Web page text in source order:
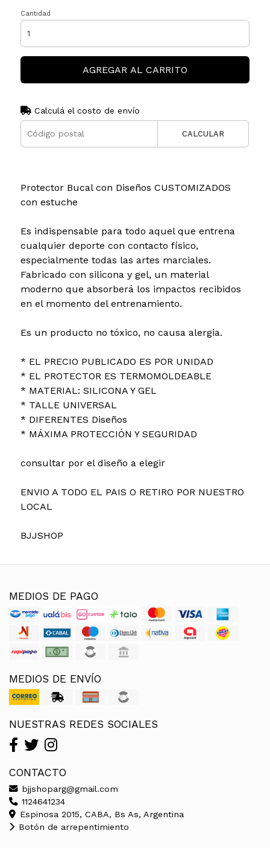
Cantidad
AGREGAR AL CARRITO
Calculá el costo de envío
CALCULAR
Protector Bucal con Diseños CUSTOMIZADOS
con estuche
Es indispensable para todo aquel que entrena
cualquier deporte con contacto físico,
especialmente todas las artes marciales.
Fabricado con silicona y gel, un material
moderno que absorberá los impactos recibidos
en el momento del entrenamiento.
Es un producto no tóxico, no causa alergia.
* EL PRECIO PUBLICADO ES POR UNIDAD
* EL PROTECTOR ES TERMOMOLDEABLE
* MATERIAL: SILICONA Y GEL
* TALLE UNIVERSAL
* DIFERENTES Diseños
* MÁXIMA PROTECCIÓN Y SEGURIDAD
consultar por el diseño a elegir
ENVIO A TODO EL PAIS O RETIRO POR NUESTRO
LOCAL
BJJSHOP
MEDIOS DE PAGO
MEDIOS DE ENVÍO
NUESTRAS REDES SOCIALES
CONTACTO
bjjshoparg@gmail.com
1124641234
Espinosa 2015, CABA, Bs As, Argentina
Botón de arrepentimiento